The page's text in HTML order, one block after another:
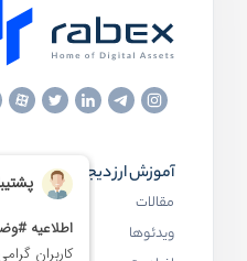
آموزش ارز دیجیتال
مقالات
ویدئوها